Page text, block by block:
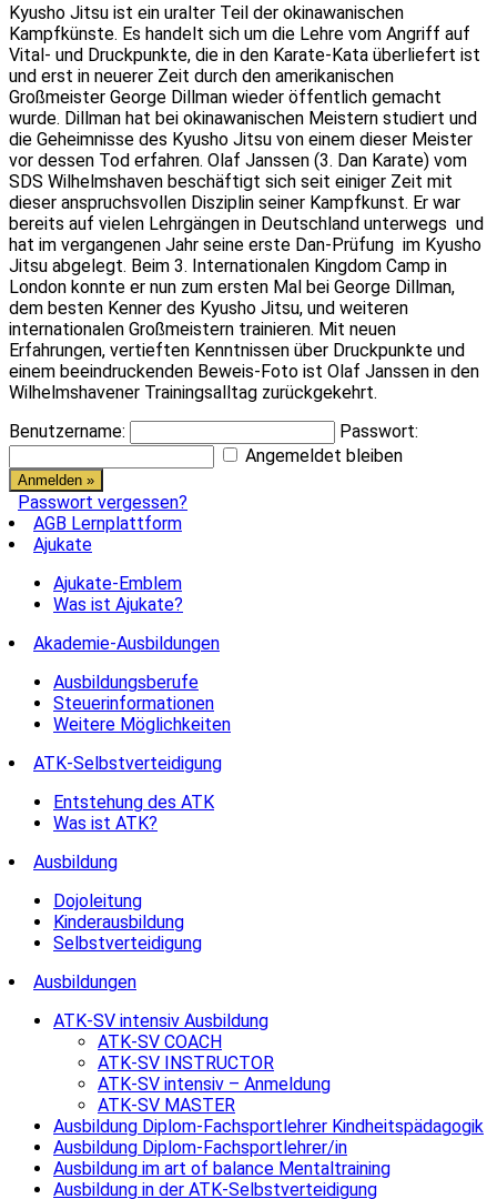
Kyusho Jitsu ist ein uralter Teil der okinawanischen
Kampfkünste. Es handelt sich um die Lehre vom Angriff auf
Vital- und Druckpunkte, die in den Karate-Kata überliefert ist
und erst in neuerer Zeit durch den amerikanischen
Großmeister George Dillman wieder öffentlich gemacht
wurde. Dillman hat bei okinawanischen Meistern studiert und
die Geheimnisse des Kyusho Jitsu von einem dieser Meister
vor dessen Tod erfahren. Olaf Janssen (3. Dan Karate) vom
SDS Wilhelmshaven beschäftigt sich seit einiger Zeit mit
dieser anspruchsvollen Disziplin seiner Kampfkunst. Er war
bereits auf vielen Lehrgängen in Deutschland unterwegs und
hat im vergangenen Jahr seine erste Dan-Prüfung im Kyusho
Jitsu abgelegt. Beim 3. Internationalen Kingdom Camp in
London konnte er nun zum ersten Mal bei George Dillman,
dem besten Kenner des Kyusho Jitsu, und weiteren
internationalen Großmeistern trainieren. Mit neuen
Erfahrungen, vertieften Kenntnissen über Druckpunkte und
einem beeindruckenden Beweis-Foto ist Olaf Janssen in den
Wilhelmshavener Trainingsalltag zurückgekehrt.
Benutzername:
Passwort:
Angemeldet bleiben
Passwort vergessen?
AGB Lernplattform
Ajukate
Ajukate-Emblem
Was ist Ajukate?
Akademie-Ausbildungen
Ausbildungsberufe
Steuerinformationen
Weitere Möglichkeiten
ATK-Selbstverteidigung
Entstehung des ATK
Was ist ATK?
Ausbildung
Dojoleitung
Kinderausbildung
Selbstverteidigung
Ausbildungen
ATK-SV intensiv Ausbildung
ATK-SV COACH
ATK-SV INSTRUCTOR
ATK-SV intensiv – Anmeldung
ATK-SV MASTER
Ausbildung Diplom-Fachsportlehrer Kindheitspädagogik
Ausbildung Diplom-Fachsportlehrer/in
Ausbildung im art of balance Mentaltraining
Ausbildung in der ATK-Selbstverteidigung